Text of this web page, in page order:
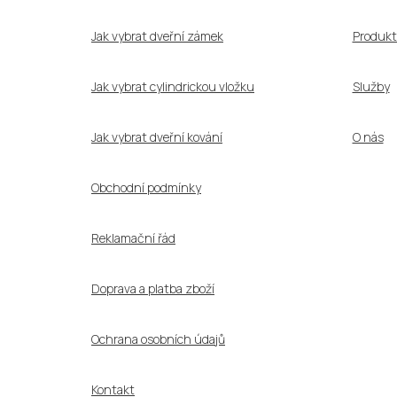
Jak vybrat dveřní zámek
Jak vybrat cylindrickou vložku
Jak vybrat dveřní kování
Obchodní podmínky
Reklamační řád
Doprava a platba zboží
Ochrana osobních údajů
Kontakt
Služby
O nás